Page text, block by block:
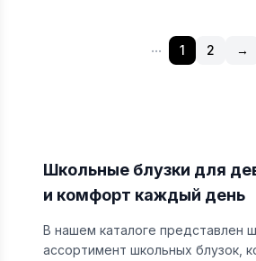
... 1 2 →
Школьные блузки для
и комфорт каждый день
В нашем каталоге представлен
ассортимент школьных блузок,